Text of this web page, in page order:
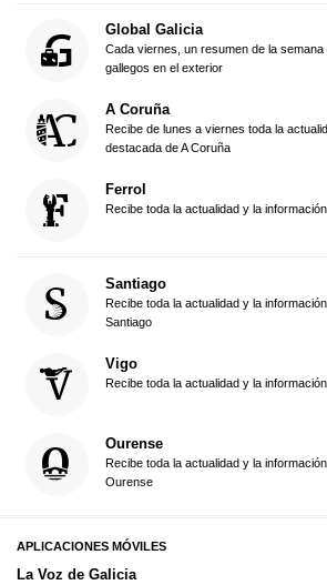
Global Galicia
Cada viernes, un resumen de la
gallegos en el exterior
A Coruña
Recibe de lunes a viernes toda la
destacada de A Coruña
Ferrol
Recibe toda la actualidad y la
Santiago
Recibe toda la actualidad y la
Santiago
Vigo
Recibe toda la actualidad y la
Ourense
Recibe toda la actualidad y la
Ourense
APLICACIONES MÓVILES
La Voz de Galicia